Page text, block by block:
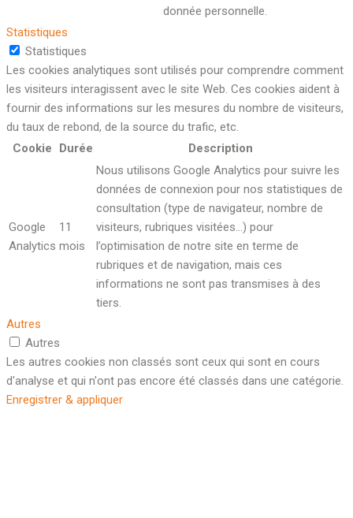
donnée personnelle.
Statistiques
Statistiques
Les cookies analytiques sont utilisés pour comprendre comment
les visiteurs interagissent avec le site Web. Ces cookies aident à
fournir des informations sur les mesures du nombre de visiteurs,
du taux de rebond, de la source du trafic, etc.
Cookie
Durée Description
Google
Analytics
11
mois
Nous utilisons Google Analytics pour suivre les
données de connexion pour nos statistiques de
consultation (type de navigateur, nombre de
visiteurs, rubriques visitées…) pour
l’optimisation de notre site en terme de
rubriques et de navigation, mais ces
informations ne sont pas transmises à des
tiers.
Autres
Autres
Les autres cookies non classés sont ceux qui sont en cours
d'analyse et qui n'ont pas encore été classés dans une catégorie.
Enregistrer & appliquer